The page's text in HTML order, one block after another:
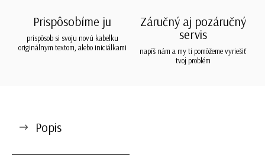
Prispôsobíme ju
prispôsob si svoju novú kabelku
originálnym textom, alebo iniciálkami
Záručný aj pozáručný
servis
napíš nám a my ti pomôžeme vyriešiť
tvoj problém
Popis